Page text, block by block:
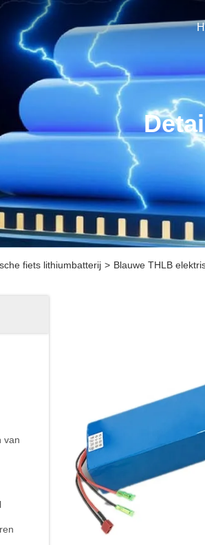
fiets lithiumbatterij > Blauwe THLB
van